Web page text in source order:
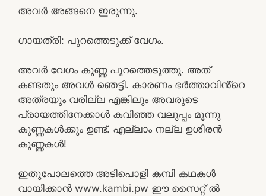
അവർ അങ്ങനെ ഇരുന്നു.
ഗായത്രി: പുറത്തെടുക്ക് വേഗം.
അവർ വേഗം കുണ്ണ പുറത്തെടുത്തു. അത്
കണ്ടതും അവൾ ഞെട്ടി. കാരണം ഭർത്താവിൻ്റെ
അത്രയും വരില്ല എങ്കിലും അവരുടെ
പ്രായത്തിനേക്കാൾ കവിഞ്ഞ വലുപ്പം മൂന്നു
കുണ്ണകൾക്കും ഉണ്ട്. എല്ലാം നല്ല ഉശിരൻ
കുണ്ണകൾ!
ഇതുപോലത്തെ അടിപൊളി കമ്പി കഥകൾ
വായിക്കാൻ www.kambi.pw ഈ സൈറ്റ് ൽ